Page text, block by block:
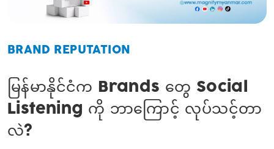
BRAND REPUTATION
မြန်မာနိုင်ငံက Brands တွေ Social
Listening ကို ဘာကြောင့် လုပ်သင့်တာ
လဲ?